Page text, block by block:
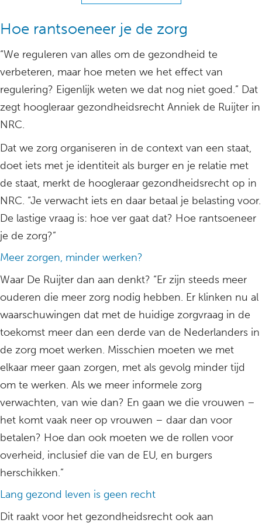
Hoe rantsoeneer je de zorg
“We reguleren van alles om de gezondheid te
verbeteren, maar hoe meten we het effect van
regulering? Eigenlijk weten we dat nog niet goed.” Dat
zegt hoogleraar gezondheidsrecht Anniek de Ruijter in
NRC.
Dat we zorg organiseren in de context van een staat,
doet iets met je identiteit als burger en je relatie met
de staat, merkt de hoogleraar gezondheidsrecht op in
NRC. “Je verwacht iets en daar betaal je belasting voor.
De lastige vraag is: hoe ver gaat dat? Hoe rantsoeneer
je de zorg?”
Meer zorgen, minder werken?
Waar De Ruijter dan aan denkt? “Er zijn steeds meer
ouderen die meer zorg nodig hebben. Er klinken nu al
waarschuwingen dat met de huidige zorgvraag in de
toekomst meer dan een derde van de Nederlanders in
de zorg moet werken. Misschien moeten we met
elkaar meer gaan zorgen, met als gevolg minder tijd
om te werken. Als we meer informele zorg
verwachten, van wie dan? En gaan we die vrouwen –
het komt vaak neer op vrouwen – daar dan voor
betalen? Hoe dan ook moeten we de rollen voor
overheid, inclusief die van de EU, en burgers
herschikken.”
Lang gezond leven is geen recht
Dit raakt voor het gezondheidsrecht ook aan